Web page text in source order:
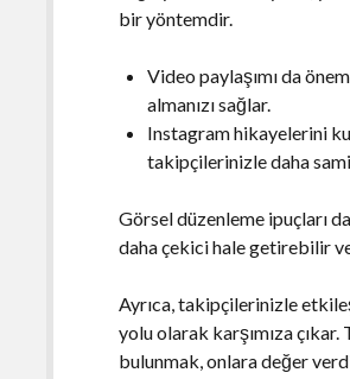
bir yöntemdir.
Video paylaşımı da
almanızı sağlar.
Instagram hikayelerini
takipçilerinizle daha
Görsel düzenleme ipuçları
daha çekici hale getirebilir
Ayrıca, takipçilerinizle
yolu olarak karşımıza
bulunmak, onlara değer